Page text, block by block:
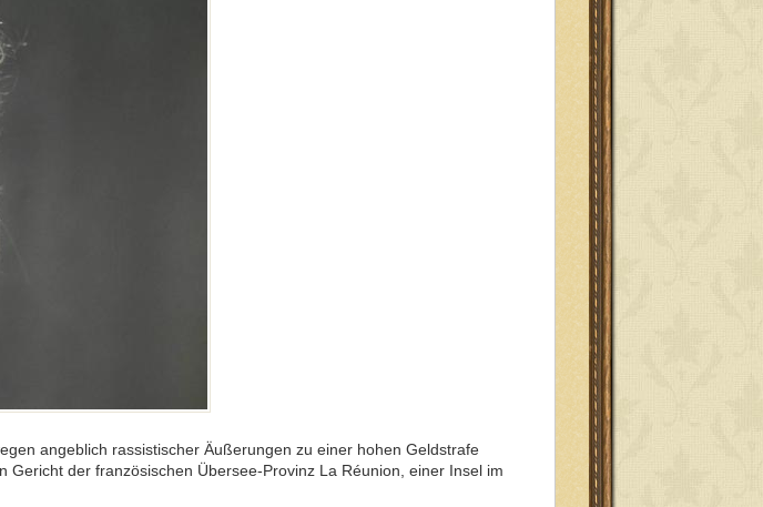
angeblich rassistischer Äußerungen zu einer hohen Geldstrafe
der französischen Übersee-Provinz La Réunion, einer Insel im